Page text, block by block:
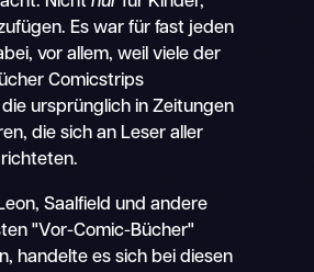
Es war für fast jeden
vor allem, weil viele der
Comicstrips
ursprünglich in Zeitungen
die sich an Leser aller
Saalfield und andere
"Vor-Comic-Bücher"
handelte es sich bei diesen